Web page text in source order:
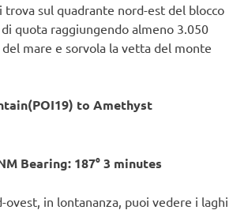
trova sul quadrante nord-est del blocco
quota raggiungendo almeno 3.050
mare e sorvola la vetta del monte
to Amethyst
Bearing: 187° 3 minutes
ovest, in lontananza, puoi vedere i laghi